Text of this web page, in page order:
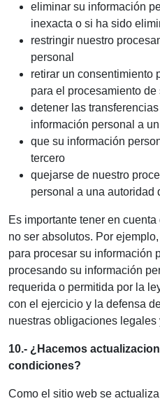
eliminar su información
inexacta o si ha sido
restringir nuestro
personal
retirar un consentimiento
para el procesamiento
detener las
información personal a
que su información
tercero
quejarse de nuestro
personal a una autoridad
Es importante tener en
no ser absolutos. Por
para procesar su información
procesando su información
requerida o permitida por la
con el ejercicio y la defensa
nuestras obligaciones legales
10.- ¿Hacemos
condiciones?
Como el sitio web se